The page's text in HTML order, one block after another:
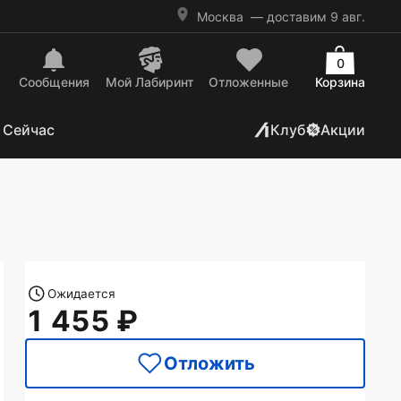
Москва — доставим 9 авг.
Сообщения Mой Лабиринт Отложенные Корзина
0
Клуб Акции
Ожидается
1 455
Отложить